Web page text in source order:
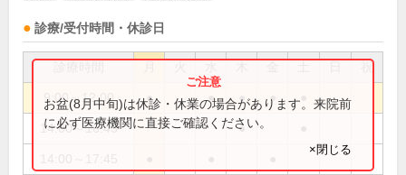
診療/受付時間・休診日
祝
9:00～12:00 ● ● ● ●
14:00～16:45 ●
お盆(8月中旬)は休診・休業の場合があります。来院前
に必ず医療機関に直接ご確認ください。
×閉じる